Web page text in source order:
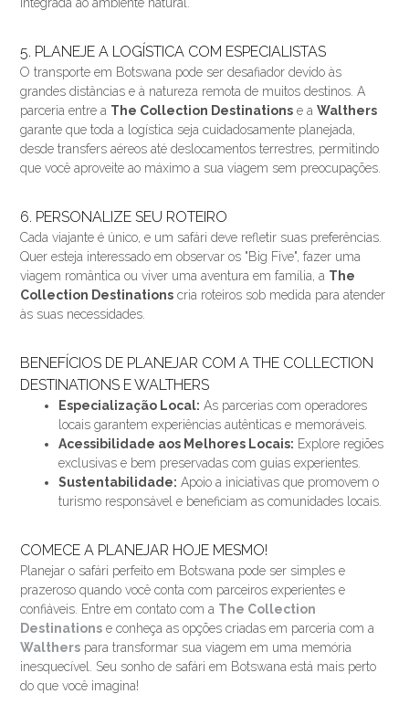
5. PLANEJE A LOGÍSTICA COM ESPECIALISTAS
O transporte em Botswana pode ser desafiador devido às
grandes distâncias e à natureza remota de muitos destinos. A
parceria entre a The Collection Destinations e a Walthers
garante que toda a logística seja cuidadosamente planejada,
desde transfers aéreos até deslocamentos terrestres, permitindo
que você aproveite ao máximo a sua viagem sem preocupações.
6. PERSONALIZE SEU ROTEIRO
Cada viajante é único, e um safári deve refletir suas preferências.
Quer esteja interessado em observar os "Big Five", fazer uma
viagem romântica ou viver uma aventura em família, a The
Collection Destinations cria roteiros sob medida para atender
às suas necessidades.
BENEFÍCIOS DE PLANEJAR COM A THE COLLECTION
DESTINATIONS E WALTHERS
Especialização Local: As parcerias com operadores
locais garantem experiências autênticas e memoráveis.
Acessibilidade aos Melhores Locais: Explore regiões
exclusivas e bem preservadas com guias experientes.
Sustentabilidade: Apoio a iniciativas que promovem o
turismo responsável e beneficiam as comunidades locais.
COMECE A PLANEJAR HOJE MESMO!
Planejar o safári perfeito em Botswana pode ser simples e
prazeroso quando você conta com parceiros experientes e
confiáveis. Entre em contato com a The Collection
Destinations e conheça as opções criadas em parceria com a
Walthers para transformar sua viagem em uma memória
inesquecível. Seu sonho de safári em Botswana está mais perto
do que você imagina!